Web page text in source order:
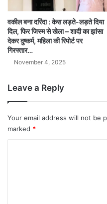
वकील बना दरिंदा : केस लड़ते-लड़ते दिया
दिल, फिर जिस्म से खेला – शादी का झांसा
देकर दुष्कर्म, महिला की रिपोर्ट पर
गिरफ्तार…
November 4, 2025
Leave a Reply
Your email address will not be
marked *